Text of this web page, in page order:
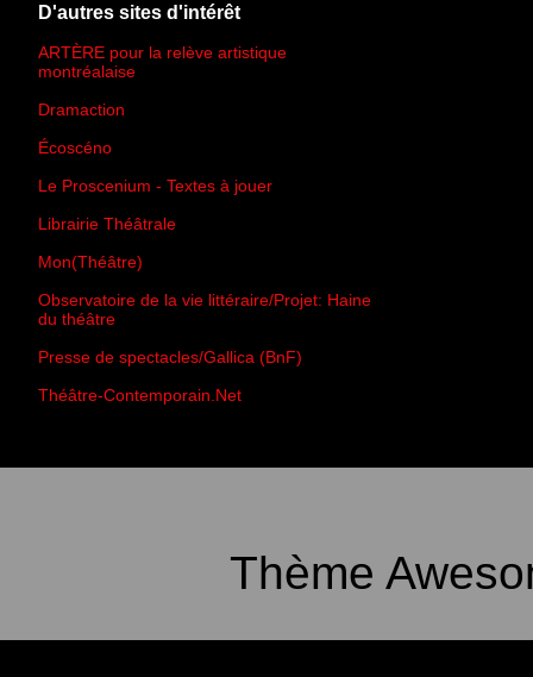
D'autres sites d'intérêt
ARTÈRE pour la relève artistique
montréalaise
Dramaction
Écoscéno
Le Proscenium - Textes à jouer
Librairie Théâtrale
Mon(Théâtre)
Observatoire de la vie littéraire/Projet: Haine
du théâtre
Presse de spectacles/Gallica (BnF)
Théâtre-Contemporain.Net
Thème